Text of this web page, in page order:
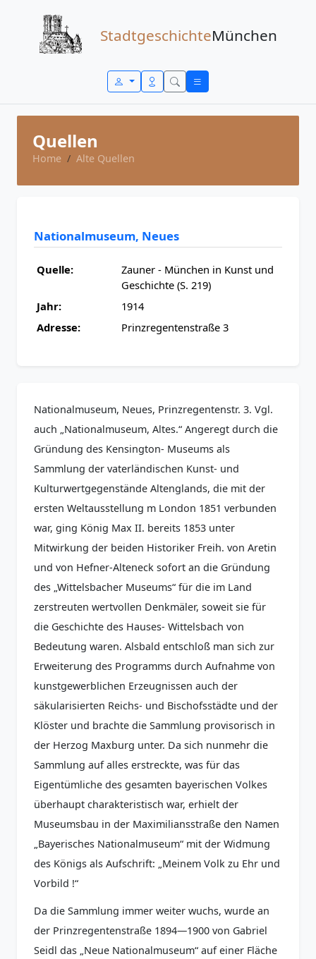
StadtgeschichteMünchen
Quellen
Home Alte Quellen
Nationalmuseum, Neues
Quelle:
Zauner - München in Kunst und
Geschichte (S. 219)
Jahr:
1914
Adresse:
Prinzregentenstraße 3
Nationalmuseum, Neues, Prinzregentenstr. 3. Vgl.
auch „Nationalmuseum, Altes.“ Angeregt durch die
Gründung des Kensington- Museums als
Sammlung der vaterländischen Kunst- und
Kulturwertgegenstände Altenglands, die mit der
ersten Weltausstellung m London 1851 verbunden
war, ging König Max II. bereits 1853 unter
Mitwirkung der beiden Historiker Freih. von Aretin
und von Hefner-Alteneck sofort an die Gründung
des „Wittelsbacher Museums“ für die im Land
zerstreuten wertvollen Denkmäler, soweit sie für
die Geschichte des Hauses- Wittelsbach von
Bedeutung waren. Alsbald entschloß man sich zur
Erweiterung des Programms durch Aufnahme von
kunstgewerblichen Erzeugnissen auch der
säkularisierten Reichs- und Bischofsstädte und der
Klöster und brachte die Sammlung provisorisch in
der Herzog Maxburg unter. Da sich nunmehr die
Sammlung auf alles erstreckte, was für das
Eigentümliche des gesamten bayerischen Volkes
überhaupt charakteristisch war, erhielt der
Museumsbau in der Maximiliansstraße den Namen
„Bayerisches Nationalmuseum“ mit der Widmung
des Königs als Aufschrift: „Meinem Volk zu Ehr und
Vorbild !“
Da die Sammlung immer weiter wuchs, wurde an
der Prinzregentenstraße 1894—1900 von Gabriel
Seidl das „Neue Nationalmuseum“ auf einer Fläche